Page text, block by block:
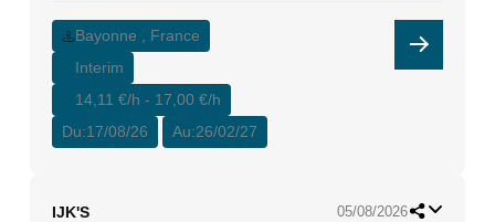
Bayonne , France
Interim
14,11 €/h - 17,00 €/h
Du:17/08/26 Au:26/02/27
IJK'S 05/08/2026